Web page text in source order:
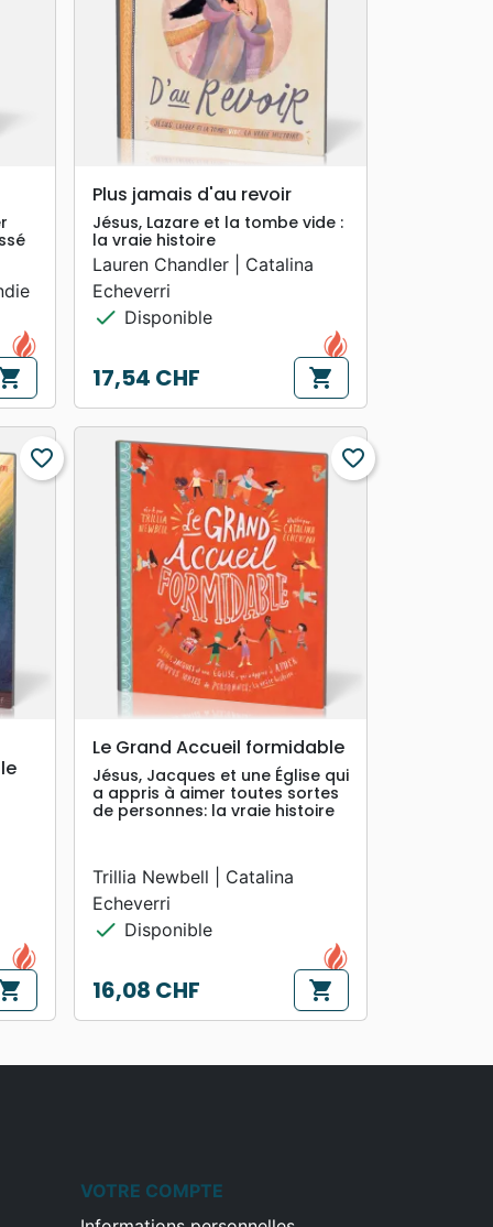
search APERÇU RAPIDE
Plus jamais d'au revoir
Jésus, Lazare et la tombe vide :
la vraie histoire
Lauren Chandler | Catalina
Echeverri
check Disponible
Prix
17,54 CHF shopping_cart
favorite_border
search APERÇU RAPIDE
favorite_border
Le Grand Accueil formidable
Jésus, Jacques et une Église qui
a appris à aimer toutes sortes
de personnes: la vraie histoire
Trillia Newbell | Catalina
Echeverri
check Disponible
Prix
16,08 CHF shopping_cart
VOTRE COMPTE